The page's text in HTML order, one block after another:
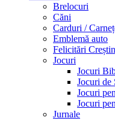
Brelocuri
Căni
Carduri /
Emblemă auto
Felicitări
Jocuri
Jocuri
Jocuri de
Jocuri
Jocuri
Jurnale